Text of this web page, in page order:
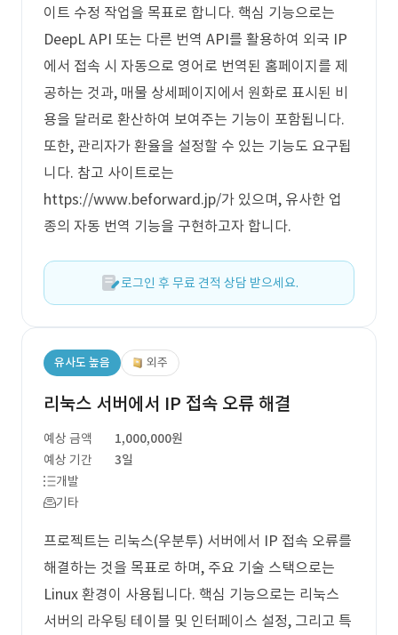
이트 수정 작업을 목표로 합니다. 핵심 기능으로는
DeepL API 또는 다른 번역 API를 활용하여 외국 IP
에서 접속 시 자동으로 영어로 번역된 홈페이지를 제
공하는 것과, 매물 상세페이지에서 원화로 표시된 비
용을 달러로 환산하여 보여주는 기능이 포함됩니다.
또한, 관리자가 환율을 설정할 수 있는 기능도 요구됩
니다. 참고 사이트로는
https://www.beforward.jp/가 있으며, 유사한 업
종의 자동 번역 기능을 구현하고자 합니다.
로그인 후 무료 견적 상담 받으세요.
유사도 높음 외주
리눅스 서버에서 IP 접속 오류 해결
예상 금액
1,000,000원
예상 기간
3일
개발
기타
프로젝트는 리눅스(우분투) 서버에서 IP 접속 오류를
해결하는 것을 목표로 하며, 주요 기술 스택으로는
Linux 환경이 사용됩니다. 핵심 기능으로는 리눅스
서버의 라우팅 테이블 및 인터페이스 설정, 그리고 특